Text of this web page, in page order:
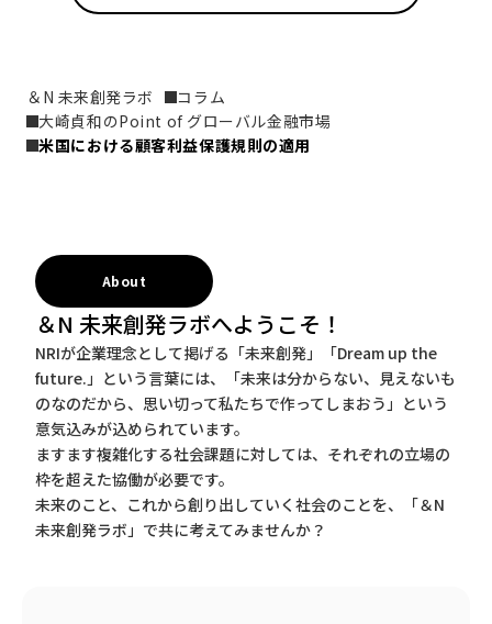
＆N 未来創発ラボ
コラム
大崎貞和のPoint of グローバル金融市場
米国における顧客利益保護規則の適用
About
＆N 未来創発ラボへようこそ！
NRIが企業理念として掲げる「未来創発」「Dream up the
future.」という言葉には、「未来は分からない、見えないも
のなのだから、思い切って私たちで作ってしまおう」という
意気込みが込められています。
ますます複雑化する社会課題に対しては、それぞれの立場の
枠を超えた協働が必要です。
未来のこと、これから創り出していく社会のことを、「＆N
未来創発ラボ」で共に考えてみませんか？